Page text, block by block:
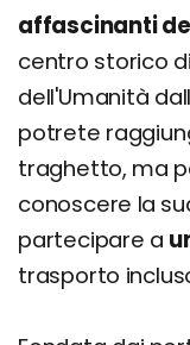
affascinanti
centro storico
dell'Umanità
potrete
traghetto, ma
conoscere la
partecipare a
trasporto